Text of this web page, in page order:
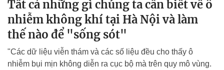
Tất cả những gì chúng ta cần biết về ô
nhiễm không khí tại Hà Nội và làm
thế nào để "sống sót"
"Các dữ liệu viễn thám và các số liệu đều cho thấy ô
nhiễm bụi mịn không diễn ra cục bộ mà trên quy mô vùng.